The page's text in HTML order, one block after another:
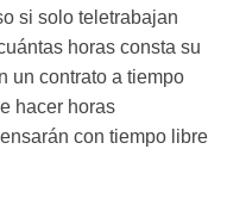
si solo teletrabajan
horas consta su
un contrato a tiempo
hacer horas
con tiempo libre